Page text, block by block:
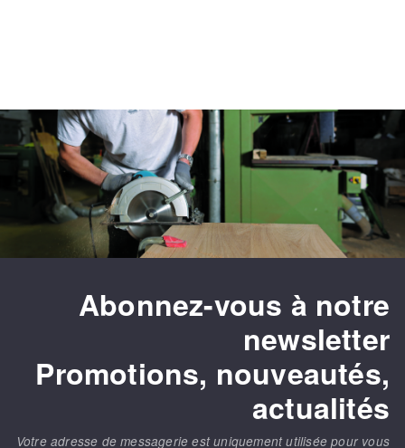
Abonnez-vous à notre
newsletter
Promotions, nouveautés,
actualités
Votre adresse de messagerie est uniquement utilisée pour vous